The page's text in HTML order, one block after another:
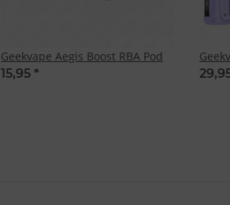
Geekvape Aegis Boost RBA Pod
15,95 *